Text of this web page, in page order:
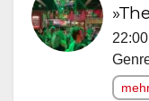
22:00